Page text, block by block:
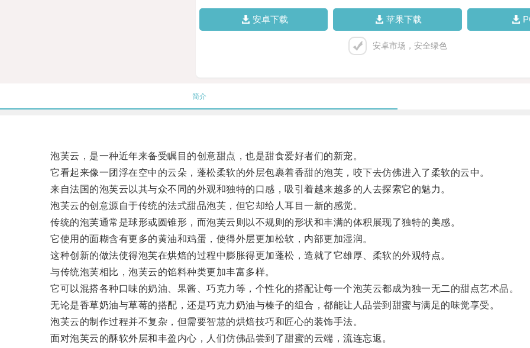
安卓下载 苹果下载
安卓市场，安全绿色
简介
泡芙云，是一种近年来备受瞩目的创意甜点，也是甜食爱好者们的新宠。
它看起来像一团浮在空中的云朵，蓬松柔软的外层包裹着香甜的泡芙，咬下去仿佛进入了柔软的云中。
来自法国的泡芙云以其与众不同的外观和独特的口感，吸引着越来越多的人去探索它的魅力。
泡芙云的创意源自于传统的法式甜品泡芙，但它却给人耳目一新的感觉。
传统的泡芙通常是球形或圆锥形，而泡芙云则以不规则的形状和丰满的体积展现了独特的美感。
它使用的面糊含有更多的黄油和鸡蛋，使得外层更加松软，内部更加湿润。
这种创新的做法使得泡芙在烘焙的过程中膨胀得更加蓬松，造就了它雄厚、柔软的外观特点。
与传统泡芙相比，泡芙云的馅料种类更加丰富多样。
它可以混搭各种口味的奶油、果酱、巧克力等，个性化的搭配让每一个泡芙云都成为独一无二的甜点艺术品。
无论是香草奶油与草莓的搭配，还是巧克力奶油与榛子的组合，都能让人品尝到甜蜜与满足的味觉享受。
泡芙云的制作过程并不复杂，但需要智慧的烘焙技巧和匠心的装饰手法。
面对泡芙云的酥软外层和丰盈内心，人们仿佛品尝到了甜蜜的云端，流连忘返。